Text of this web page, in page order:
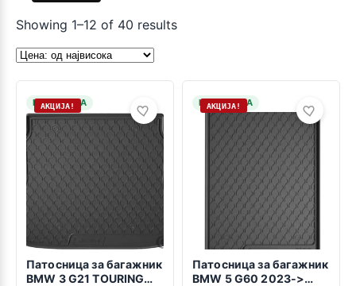
Showing 1–12 of 40 results
НА ЗАЛИХА
АКЦИЈА!
Патосница за багажник
BMW 3 G21 TOURING
НА ЗАЛИХА
АКЦИЈА!
Патосница за багажник
BMW 5 G60 2023->